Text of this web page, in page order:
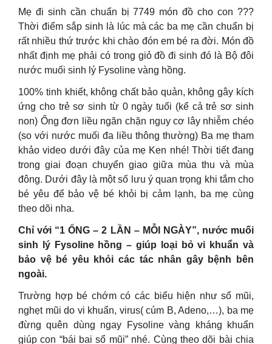
Mẹ đi sinh cần chuẩn bị 7749 món đồ cho con ???
Thời điểm sắp sinh là lúc mà các ba mẹ cần chuẩn bị
rất nhiều thứ trước khi chào đón em bé ra đời. Món đồ
nhất định mẹ phải có trong giỏ đồ đi sinh đó là Bộ đôi
nước muối sinh lý Fysoline vàng hồng.
100% tinh khiết, không chất bảo quản, không gây kích
ứng cho trẻ sơ sinh từ 0 ngày tuổi (kể cả trẻ sơ sinh
non) Ống đơn liều ngăn chặn nguy cơ lây nhiễm chéo
(so với nước muối đa liều thông thường) Ba mẹ tham
khảo video dưới đây của mẹ Ken nhé! Thời tiết đang
trong giai đoạn chuyển giao giữa mùa thu và mùa
đông. Dưới đây là một số lưu ý quan trọng khi tắm cho
bé yêu để bảo vệ bé khỏi bị cảm lạnh, ba mẹ cùng
theo dõi nha. ️
Chỉ với “1 ỐNG – 2 LẦN – MỖI NGÀY”, nước muối
sinh lý Fysoline hồng – giúp loại bỏ vi khuẩn và
bảo vệ bé yêu khỏi các tác nhân gây bệnh bên
ngoài.
Trường hợp bé chớm có các biểu hiện như sổ mũi,
nghẹt mũi do vi khuẩn, virus( cúm B, Adeno,…), ba mẹ
đừng quên dùng ngay Fysoline vàng kháng khuẩn
giúp con “bái bai sổ mũi” nhé. Cùng theo dõi bài chia